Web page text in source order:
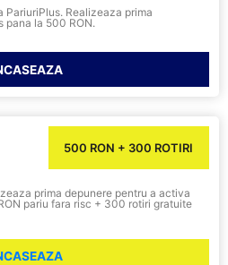
Realizeaza prima
pana la 500 RON.
500 RON + 300 ROTIRI
prima depunere pentru a activa
pariu fara risc + 300 rotiri gratuite